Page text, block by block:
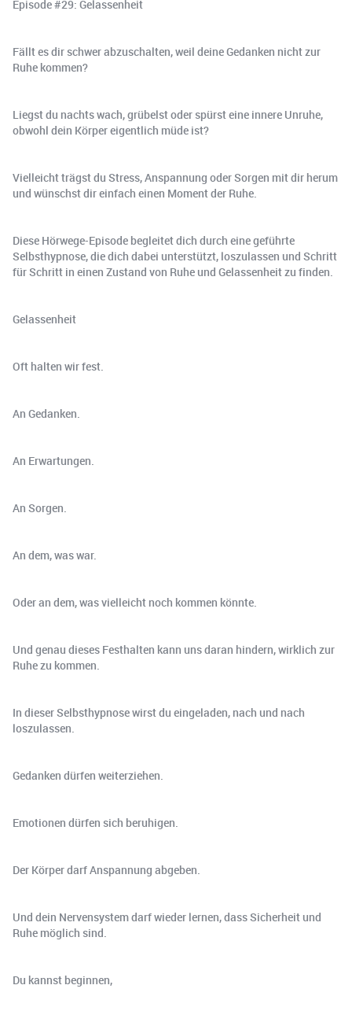
Episode #29: Gelassenheit
Fällt es dir schwer abzuschalten, weil deine Gedanken nicht zur
Ruhe kommen?
Liegst du nachts wach, grübelst oder spürst eine innere Unruhe,
obwohl dein Körper eigentlich müde ist?
Vielleicht trägst du Stress, Anspannung oder Sorgen mit dir herum
und wünschst dir einfach einen Moment der Ruhe.
Diese Hörwege-Episode begleitet dich durch eine geführte
Selbsthypnose, die dich dabei unterstützt, loszulassen und Schritt
für Schritt in einen Zustand von Ruhe und Gelassenheit zu finden.
Gelassenheit
Oft halten wir fest.
An Gedanken.
An Erwartungen.
An Sorgen.
An dem, was war.
Oder an dem, was vielleicht noch kommen könnte.
Und genau dieses Festhalten kann uns daran hindern, wirklich zur
Ruhe zu kommen.
In dieser Selbsthypnose wirst du eingeladen, nach und nach
loszulassen.
Gedanken dürfen weiterziehen.
Emotionen dürfen sich beruhigen.
Der Körper darf Anspannung abgeben.
Und dein Nervensystem darf wieder lernen, dass Sicherheit und
Ruhe möglich sind.
Du kannst beginnen,